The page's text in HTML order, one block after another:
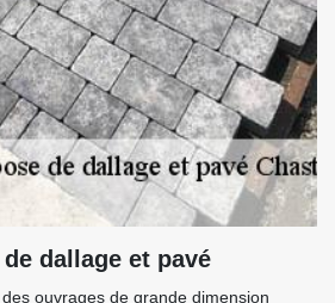
dallage et pavé
ouvrages de grande dimension